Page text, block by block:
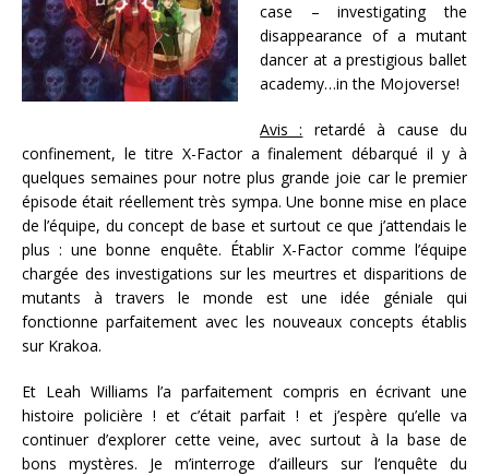
case – investigating the
disappearance of a mutant
dancer at a prestigious ballet
academy…in the Mojoverse!
Avis : retardé à cause du
confinement, le titre X-Factor a finalement débarqué il y à
quelques semaines pour notre plus grande joie car le premier
épisode était réellement très sympa. Une bonne mise en place
de l’équipe, du concept de base et surtout ce que j’attendais le
plus : une bonne enquête. Établir X-Factor comme l’équipe
chargée des investigations sur les meurtres et disparitions de
mutants à travers le monde est une idée géniale qui
fonctionne parfaitement avec les nouveaux concepts établis
sur Krakoa.
Et Leah Williams l’a parfaitement compris en écrivant une
histoire policière ! et c’était parfait ! et j’espère qu’elle va
continuer d’explorer cette veine, avec surtout à la base de
bons mystères. Je m’interroge d’ailleurs sur l’enquête du